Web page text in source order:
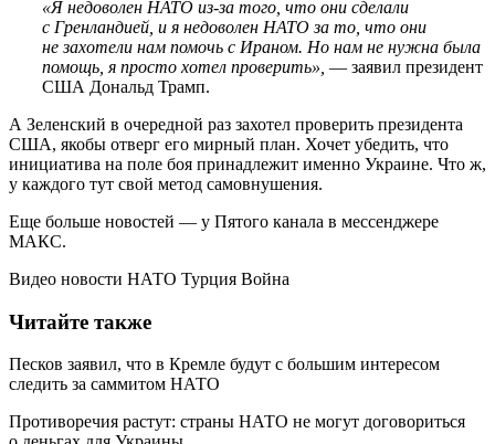
«Я недоволен НАТО из-за того, что они сделали
с Гренландией, и я недоволен НАТО за то, что они
не захотели нам помочь с Ираном. Но нам не нужна была
помощь, я просто хотел проверить», — заявил президент
США Дональд Трамп.
А Зеленский в очередной раз захотел проверить президента
США, якобы отверг его мирный план. Хочет убедить, что
инициатива на поле боя принадлежит именно Украине. Что ж,
у каждого тут свой метод самовнушения.
Еще больше новостей — у Пятого канала в мессенджере
МАКС.
Видео новости НАТО Турция Война
Читайте также
Песков заявил, что в Кремле будут с большим интересом
следить за саммитом НАТО
Противоречия растут: страны НАТО не могут договориться